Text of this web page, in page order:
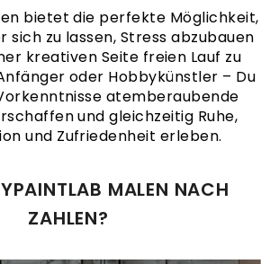
bietet die perfekte Möglichkeit,
sich zu lassen, Stress abzubauen
kreativen Seite freien Lauf zu
oder Hobbykünstler – Du
atemberaubende
und gleichzeitig Ruhe,
und Zufriedenheit erleben.
MALEN NACH
ZAHLEN?